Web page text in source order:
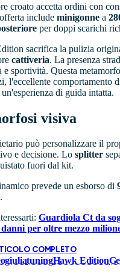
croato accetta ordini con
include minigonne a
per doppi scarichi
sacrifica la pulizia
cattiveria. La presenza
e sportività. Questa
l'eccellente comportamento
di guida intatta.
visiva
può personalizzare il
e decisione. Lo splitter
fuori dal kit.
prevede un esborso di
Guardiola Ct da
per oltre mezzo
COMPLETO
giuliatuningHawk Edition